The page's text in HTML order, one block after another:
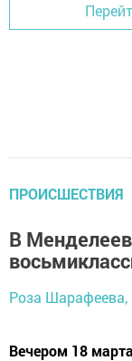
ПРОИСШЕСТВИЯ
В
Роза Шарафеева,
Вечером 18